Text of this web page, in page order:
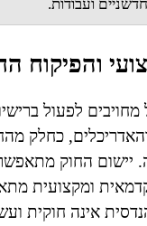
חדשניים ועבודות.
והפיקוח
לפעול
כחלק
יישום החוק
ומקצועית
אינה חוקית